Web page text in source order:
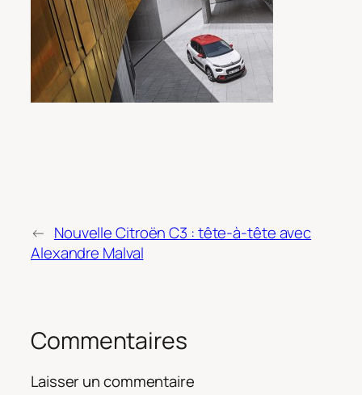
← Nouvelle Citroën C3 : tête-à-tête avec
Alexandre Malval
Commentaires
Laisser un commentaire